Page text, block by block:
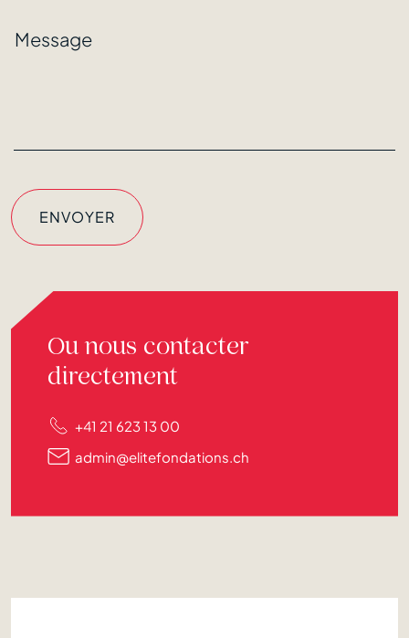
Message
Ou nous contacter
directement
+41 21 623 13 00
admin@elitefondations.ch